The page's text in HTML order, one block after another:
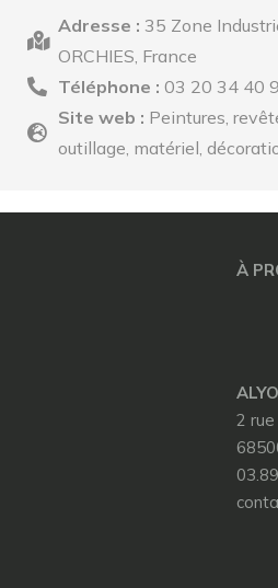
Adresse : 35 Zone
ORCHIES, France
Téléphone : 03 20 34 40
Site web : Peintures,
outillage, matériel,
À
2 rue